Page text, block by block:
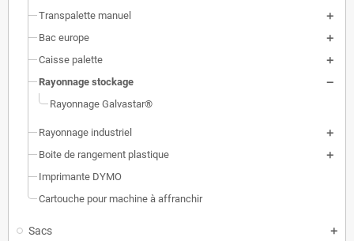
Transpalette manuel
Bac europe
Caisse palette
Rayonnage stockage
Rayonnage Galvastar®
Rayonnage industriel
Boite de rangement plastique
Imprimante DYMO
Cartouche pour machine à affranchir
Sacs